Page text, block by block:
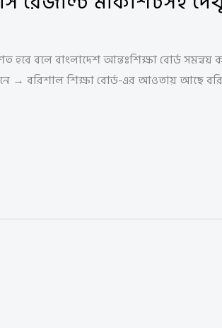
বলে বাংলাদেশ আন্তঃশিক্ষা বোর্ড সমন্বয়
→ বরিশাল শিক্ষা বোর্ড-এর আওতায় আছে